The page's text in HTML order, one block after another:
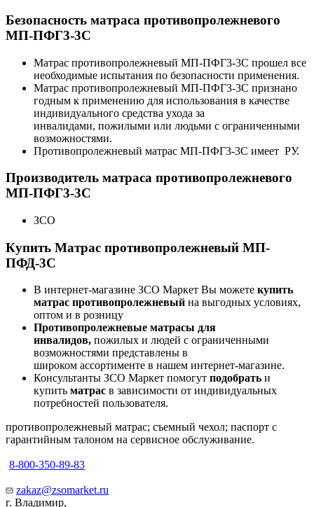
Безопасность матраса противопролежневого
МП-ПФГ3-3С
Матрас противопролежневый МП-ПФГ3-3С прошел все
необходимые испытания по безопасности применения.
Матрас противопролежневый МП-ПФГ3-3С признано
годным к применению для использования в качестве
индивидуального средства ухода за
инвалидами, пожилыми или людьми с ограниченными
возможностями.
Противопролежневый матрас МП-ПФГ3-3С имеет РУ.
Производитель матраса противопролежневого
МП-ПФГ3-3С
ЗСО
Купить Матрас противопролежневый МП-
ПФД-3С
В интернет-магазине ЗСО Маркет Вы можете купить
матрас противопролежневый на выгодных условиях,
оптом и в розницу
Противопролежневые матрасы для
инвалидов, пожилых и людей с ограниченными
возможностями представлены в
широком ассортименте в нашем интернет-магазине.
Консультанты ЗСО Маркет помогут подобрать и
купить матрас в зависимости от индивидуальных
потребностей пользователя.
противопролежневый матрас; съемный чехол; паспорт с
гарантийным талоном на сервисное обслуживание.
8-800-350-89-83
zakaz@zsomarket.ru
г. Владимир,